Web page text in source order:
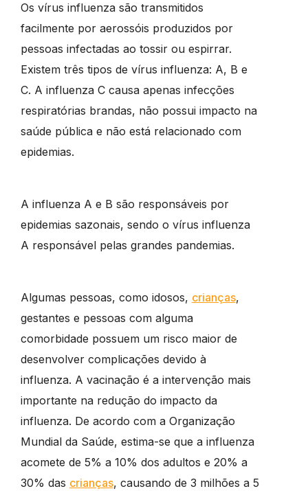
Os vírus influenza são transmitidos
facilmente por aerossóis produzidos por
pessoas infectadas ao tossir ou espirrar.
Existem três tipos de vírus influenza: A, B e
C. A influenza C causa apenas infecções
respiratórias brandas, não possui impacto na
saúde pública e não está relacionado com
epidemias.
A influenza A e B são responsáveis por
epidemias sazonais, sendo o vírus influenza
A responsável pelas grandes pandemias.
Algumas pessoas, como idosos, crianças,
gestantes e pessoas com alguma
comorbidade possuem um risco maior de
desenvolver complicações devido à
influenza. A vacinação é a intervenção mais
importante na redução do impacto da
influenza. De acordo com a Organização
Mundial da Saúde, estima-se que a influenza
acomete de 5% a 10% dos adultos e 20% a
30% das crianças, causando de 3 milhões a 5